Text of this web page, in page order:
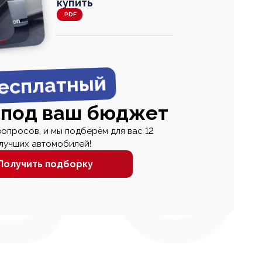
000
купить
.PDF
ваш бюджет
и мы подберём для вас 12
автомобилей!
подборку